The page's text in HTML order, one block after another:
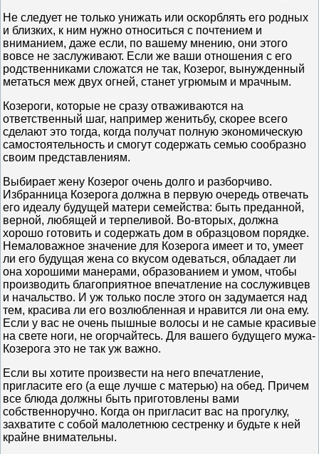
Не следует не только унижать или оскорблять его родных
и близких, к ним нужно относиться с почтением и
вниманием, даже если, по вашему мнению, они этого
вовсе не заслуживают. Если же ваши отношения с его
родственниками сложатся не так, Козерог, вынужденный
метаться меж двух огней, станет угрюмым и мрачным.
Козероги, которые не сразу отваживаются на
ответственный шаг, например женитьбу, скорее всего
сделают это тогда, когда получат полную экономическую
самостоятельность и смогут содержать семью сообразно
своим представлениям.
Выбирает жену Козерог очень долго и разборчиво.
Избранница Козерога должна в первую очередь отвечать
его идеалу будущей матери семейства: быть преданной,
верной, любящей и терпеливой. Во-вторых, должна
хорошо готовить и содержать дом в образцовом порядке.
Немаловажное значение для Козерога имеет и то, умеет
ли его будущая жена со вкусом одеваться, обладает ли
она хорошими манерами, образованием и умом, чтобы
производить благоприятное впечатление на сослуживцев
и начальство. И уж только после этого он задумается над
тем, красива ли его возлюбленная и нравится ли она ему.
Если у вас не очень пышные волосы и не самые красивые
на свете ноги, не огорчайтесь. Для вашего будущего мужа-
Козерога это не так уж важно.
Если вы хотите произвести на него впечатление,
пригласите его (а еще лучше с матерью) на обед. Причем
все блюда должны быть приготовлены вами
собственноручно. Когда он пригласит вас на прогулку,
захватите с собой малолетнюю сестренку и будьте к ней
крайне внимательны.